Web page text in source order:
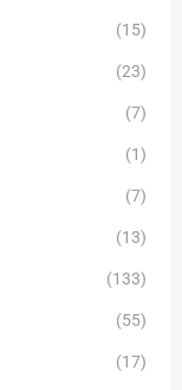
(15)
(23)
(7)
(1)
(7)
(13)
(133)
(55)
(17)